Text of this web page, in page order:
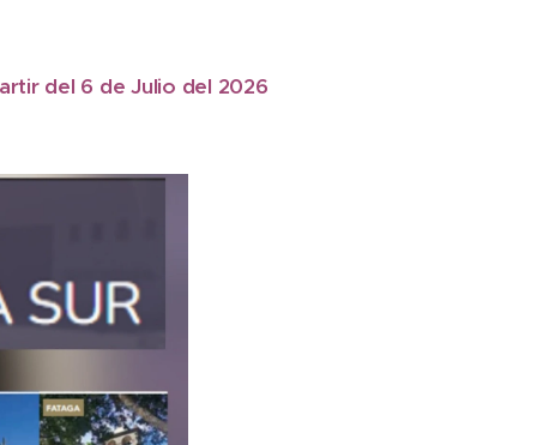
del 6 de Julio del 2026